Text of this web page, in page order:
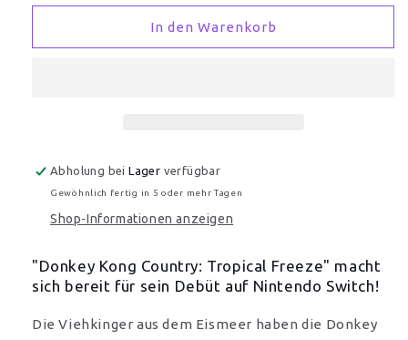
Donkey
Country
Donkey
Kong
Country
In den Warenkorb
Abholung beiLager verfügbar
Gewöhnlich fertig in 5 oder mehr Tagen
Shop-Informationen anzeigen
"Donkey Kong Country: Tropical Freeze" macht
sich bereit für sein Debüt auf Nintendo Switch!
Die Viehkinger aus dem Eismeer haben die Donkey